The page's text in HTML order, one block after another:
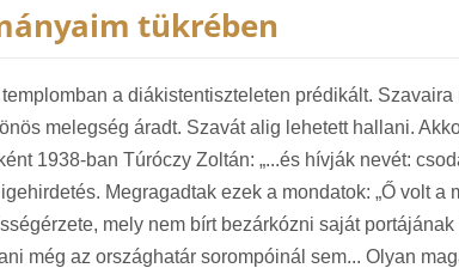
tükrében
a diákistentiszteleten prédikált.
melegség áradt. Szavát alig lehetett hallani.
1938-ban Túróczy Zoltán: „...és hívják nevét:
Megragadtak ezek a mondatok: „Ő volt
mely nem bírt bezárkózni saját
még az országhatár sorompóinál sem... Olyan